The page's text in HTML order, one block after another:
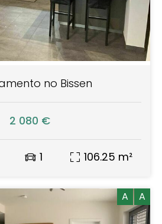
no Bissen
2 080 €
1 106.25 m²
A A